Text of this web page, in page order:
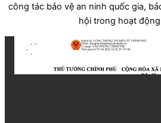
công tác bảo vệ an ninh quốc gia,
hội trong hoạt